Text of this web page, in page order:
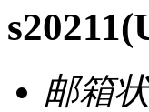
s20211
邮箱